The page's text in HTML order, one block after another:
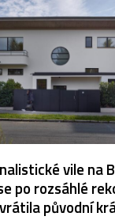
vile na
po rozsáhlé
vrátila původní